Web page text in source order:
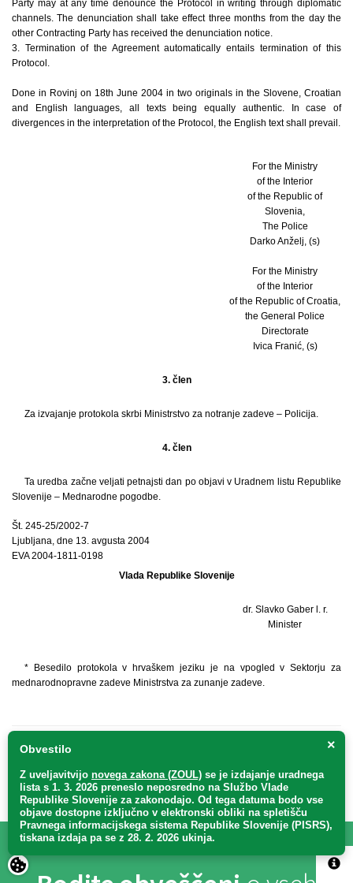
Party may at any time denounce the Protocol in writing through diplomatic
channels. The denunciation shall take effect three months from the day the
other Contracting Party has received the denunciation notice.
3. Termination of the Agreement automatically entails termination of this
Protocol.
Done in Rovinj on 18th June 2004 in two originals in the Slovene, Croatian
and English languages, all texts being equally authentic. In case of
divergences in the interpretation of the Protocol, the English text shall prevail.
For the Ministry
of the Interior
of the Republic of
Slovenia,
The Police
Darko Anželj, (s)
For the Ministry
of the Interior
of the Republic of Croatia,
the General Police
Directorate
Ivica Franić, (s)
3. člen
Za izvajanje protokola skrbi Ministrstvo za notranje zadeve – Policija.
4. člen
Ta uredba začne veljati petnajsti dan po objavi v Uradnem listu Republike
Slovenije – Mednarodne pogodbe.
Št. 245-25/2002-7
Ljubljana, dne 13. avgusta 2004
EVA 2004-1811-0198
Vlada Republike Slovenije
dr. Slavko Gaber l. r.
Minister
* Besedilo protokola v hrvaškem jeziku je na vpogled v Sektorju za
mednarodnopravne zadeve Ministrstva za zunanje zadeve.
×
Obvestilo
Z uveljavitvijo novega zakona (ZOUL) se je izdajanje uradnega
lista s 1. 3. 2026 preneslo neposredno na Službo Vlade
Republike Slovenije za zakonodajo. Od tega datuma bodo vse
objave dostopne izključno v elektronski obliki na spletišču
Pravnega informacijskega sistema Republike Slovenije (PISRS),
tiskana izdaja pa se z 28. 2. 2026 ukinja.